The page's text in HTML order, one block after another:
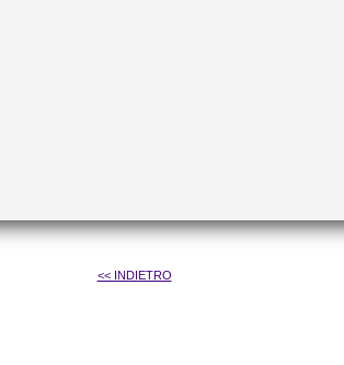
<< INDIETRO